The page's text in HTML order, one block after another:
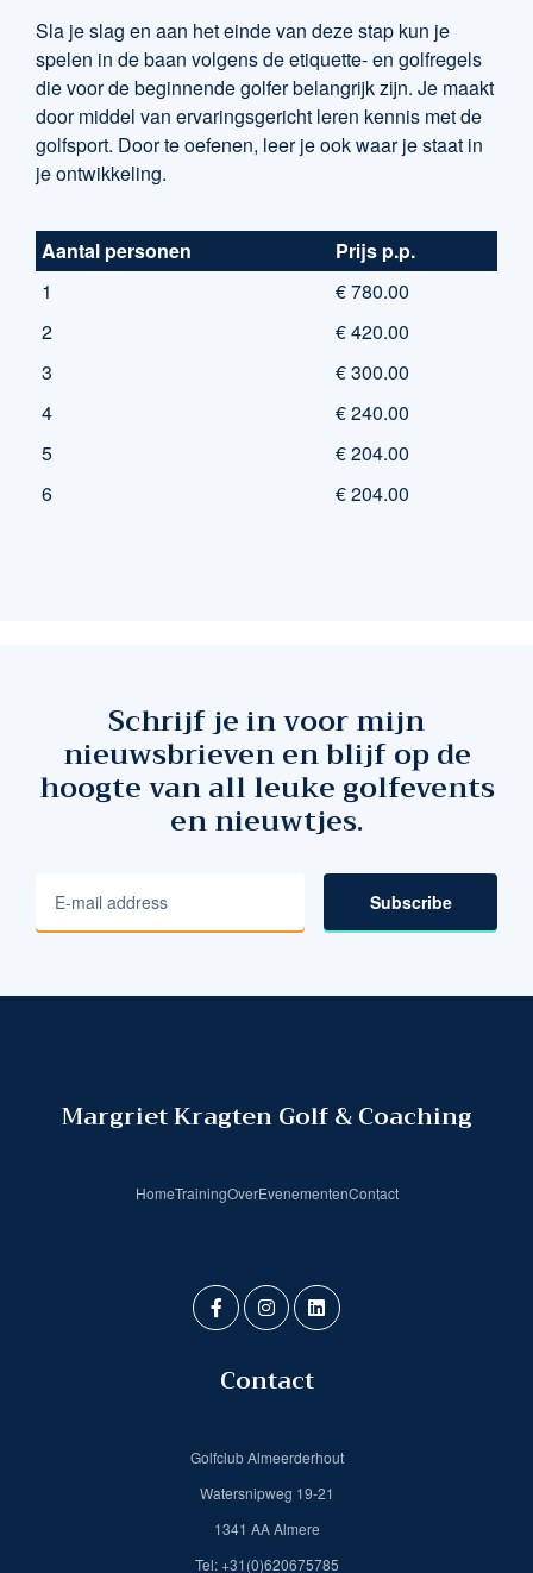
Sla je slag en aan het einde van deze stap kun je
spelen in de baan volgens de etiquette- en golfregels
die voor de beginnende golfer belangrijk zijn. Je maakt
door middel van ervaringsgericht leren kennis met de
golfsport. Door te oefenen, leer je ook waar je staat in
je ontwikkeling.
Aantal personen
Prijs p.p.
1
€ 780.00
2
€ 420.00
3
€ 300.00
4
€ 240.00
5
€ 204.00
6
€ 204.00
Schrijf je in voor mijn
nieuwsbrieven en blijf op de
hoogte van all leuke golfevents
en nieuwtjes.
Subscribe
Margriet Kragten Golf & Coaching
HomeTrainingOverEvenementenContact
Contact
Golfclub Almeerderhout
Watersnipweg 19-21
1341 AA Almere
Tel: +31(0)620675785